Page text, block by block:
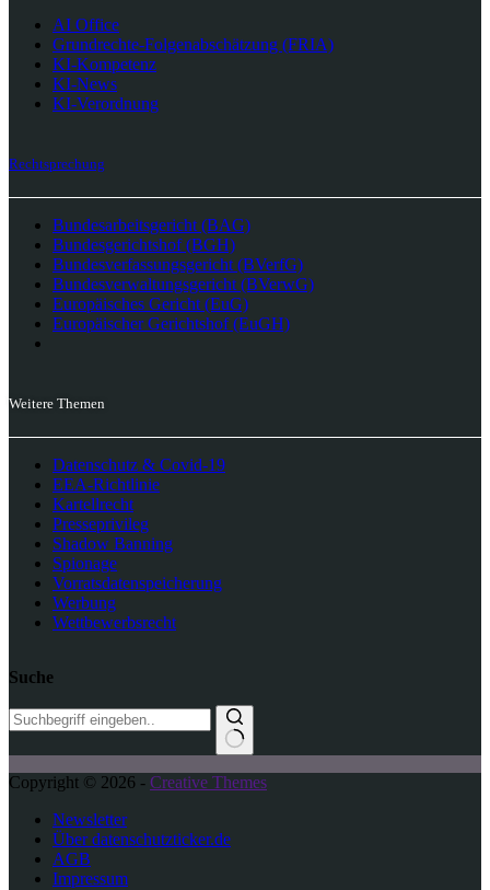
AI Office
Grundrechte-Folgenabschätzung (FRIA)
KI-Kompetenz
KI-News
KI-Verordnung
Rechtsprechung
Bundesarbeitsgericht (BAG)
Bundesgerichtshof (BGH)
Bundesverfassungsgericht (BVerfG)
Bundesverwaltungsgericht (BVerwG)
Europäisches Gericht (EuG)
Europäischer Gerichtshof (EuGH)
Weitere Themen
Datenschutz & Covid-19
EEA-Richtlinie
Kartellrecht
Presseprivileg
Shadow Banning
Spionage
Vorratsdatenspeicherung
Werbung
Wettbewerbsrecht
Suche
e
Copyright © 2026 - Creative Themes
Newsletter
Über datenschutzticker.de
AGB
Impressum